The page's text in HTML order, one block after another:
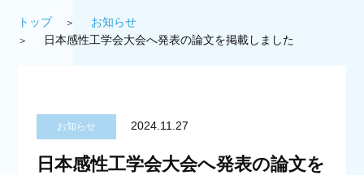
トップ
お知らせ
日本感性工学会大会へ発表の論文を掲載しました
お知らせ 2024.11.27
日本感性工学会大会へ発表の論文を